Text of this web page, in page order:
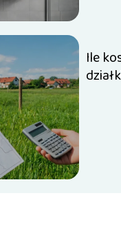
Ile